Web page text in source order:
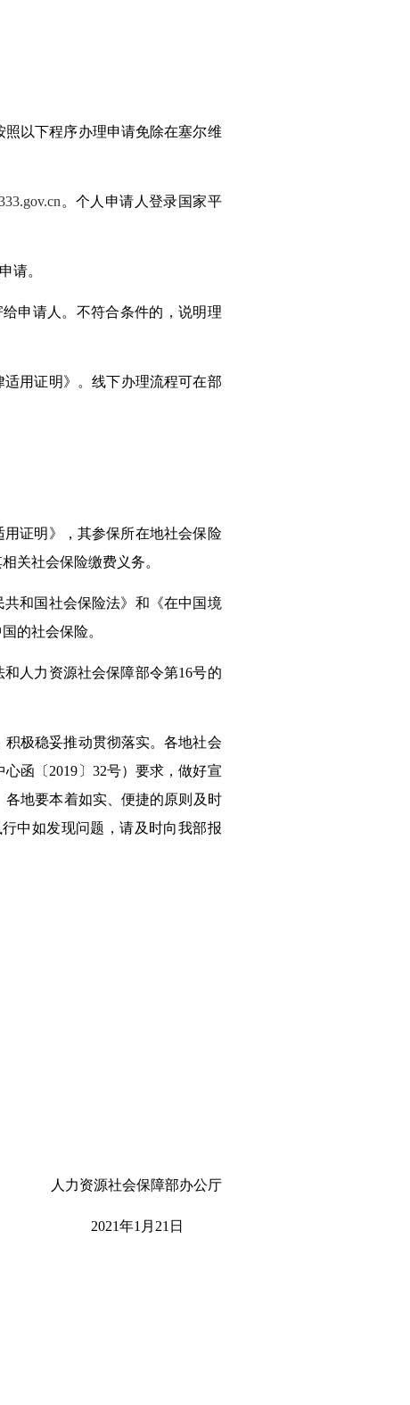
照以下程序办理申请免除在塞尔维
。个人申请人登录国家平
申请。
申请人。 不符合条件的，说明理
适用证明》 。线下办理流程可在部
用证明 》，其参保所在地社会保险
关社会保险缴费义务。
和国社会保险法》和《在中国境
的社会保险。
和 人力资源社会保障部令第16号的
积极稳妥推动贯彻落实。各地社会
心函 〔2019〕 32号）要求 ，做好宣
各地要本着如实、便捷的原则及时
中如发现问题，请及时向我部报
人力资源社会保障部办公厅
2021年1 月 21 日